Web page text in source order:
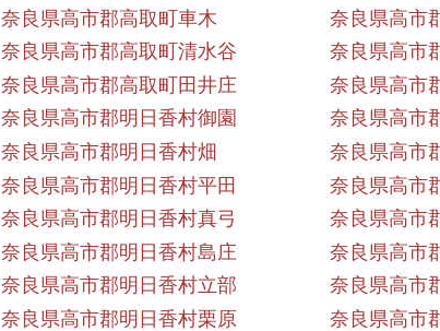
奈良県高市郡高取町車木
奈良県高市
奈良県高市郡高取町清水谷
奈良県高市
奈良県高市郡高取町田井庄
奈良県高市
奈良県高市郡明日香村御園
奈良県高市
奈良県高市郡明日香村畑
奈良県高市
奈良県高市郡明日香村平田
奈良県高市
奈良県高市郡明日香村真弓
奈良県高市
奈良県高市郡明日香村島庄
奈良県高市
奈良県高市郡明日香村立部
奈良県高市
奈良県高市郡明日香村栗原
奈良県高市